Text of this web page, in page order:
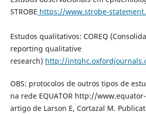
STROBE https://www.strobe-
Estudos qualitativos: COREQ
reporting qualitative
research) http://
OBS: protocolos de outros tipos de
na rede EQUATOR http://
artigo de Larson E, Cortazal M.